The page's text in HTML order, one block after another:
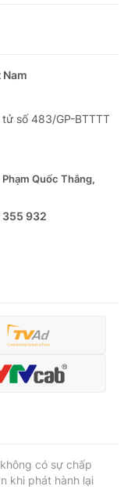
sản
số 483/GP-BTTTT
Quốc Thắng,
932
có sự chấp
khi phát hành lại